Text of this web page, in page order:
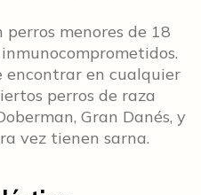
menores de 18
encontrar en cualquier
perros de raza
Gran Danés, y
vez tienen sarna.